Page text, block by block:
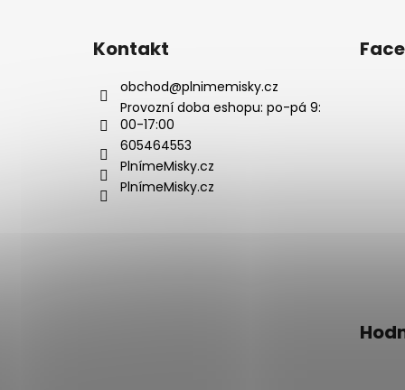
Kontakt
obchod@plnimemisky.cz
Provozní doba eshopu: po-pá 9:
00-17:00
605464553
PlnímeMisky.cz
PlnímeMisky.cz